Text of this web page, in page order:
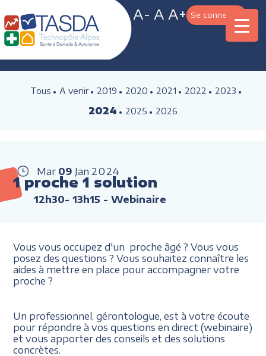
A- A A+ Se connecter
Tous A venir 2019 2020 2021 2022 2023
2024 2025 2026
Mar 09 Jan 2024
1 proche 1 solution
12h30- 13h15 - Webinaire
Vous vous occupez d'un proche âgé ? Vous vous
posez des questions ? Vous souhaitez connaître les
aides à mettre en place pour accompagner votre
proche ?
Un professionnel, gérontologue, est à votre écoute
pour répondre à vos questions en direct (webinaire)
et vous apporter des conseils et des solutions
concrètes.